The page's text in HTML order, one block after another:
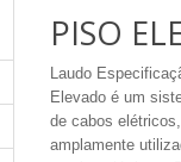
PISO
Laudo
Elevado é um
de cabos
amplamente